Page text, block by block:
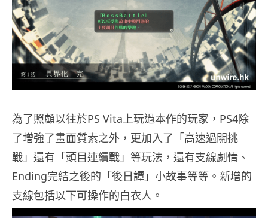
為了照顧以往於PS Vita上玩過本作的玩家，PS4除
了增強了畫面質素之外，更加入了「高速過關挑
戰」還有「頭目連續戰」等玩法，還有支線劇情、
Ending完結之後的「後日譚」小故事等等。新增的
支線包括以下可操作的白衣人。